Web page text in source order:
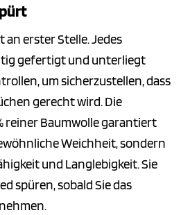
an erster Stelle. Jedes
gefertigt und unterliegt
um sicherzustellen, dass
gerecht wird. Die
reiner Baumwolle garantiert
Weichheit, sondern
und Langlebigkeit. Sie
spüren, sobald Sie das